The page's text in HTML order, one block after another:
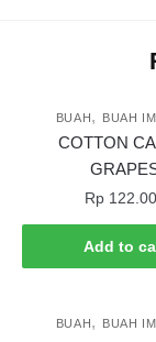
BUAH, BUAH
COTTON
Rp
Add to
BUAH, BUAH